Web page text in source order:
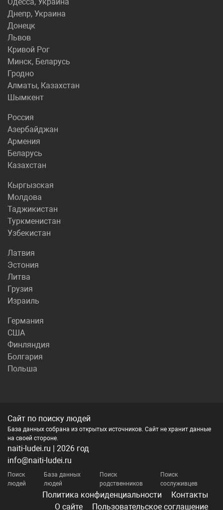
Днепр, Украина
Донецк
Львов
Кривой Рог
Минск, Беларусь
Гродно
Алматы, Казахстан
Шымкент
Россия
Азербайджан
Армения
Беларусь
Казахстан
Кыргызская
Молдова
Таджикистан
Туркменистан
Узбекистан
Латвия
Эстония
Литва
Грузия
Израиль
Германия
США
Финляндия
Болгария
Польша
Сайт по поиску людей
База данных собрана из открытых источников. Сайт не хранит данные
на своей стороне.
naiti-ludei.ru | 2026 год
info@naiti-ludei.ru
Поиск
людей
База данных
людей
Поиск
родственников
Поиск
сослуживцев
Политика конфиденциальности
Контакты
О сайте
Пользовательское соглашение